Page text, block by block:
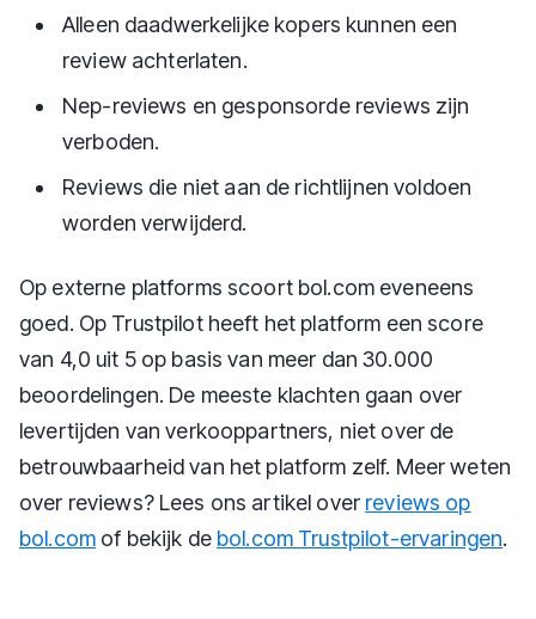
Alleen daadwerkelijke kopers kunnen een
review achterlaten.
Nep-reviews en gesponsorde reviews zijn
verboden.
Reviews die niet aan de richtlijnen voldoen
worden verwijderd.
Op externe platforms scoort bol.com eveneens
goed. Op Trustpilot heeft het platform een score
van 4,0 uit 5 op basis van meer dan 30.000
beoordelingen. De meeste klachten gaan over
levertijden van verkooppartners, niet over de
betrouwbaarheid van het platform zelf. Meer weten
over reviews? Lees ons artikel over reviews op
bol.com of bekijk de bol.com Trustpilot-ervaringen.